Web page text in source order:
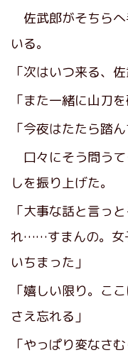
佐武郎がそちら
いる。
「次はいつ来る、佐
「また一緒に山刀を
「今夜はたたら踏
口々にそう問う
しを振り上げた。
「大事な話と言っ
れ……すまんの。女
いちまった」
「嬉しい限り。こ
さえ忘れる」
「やっぱり変なさ